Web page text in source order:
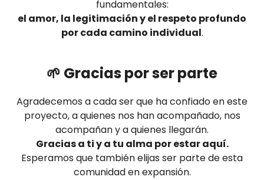
fundamentales:
el amor, la legitimación y el respeto profundo
por cada camino individual.
🌱 Gracias por ser parte
Agradecemos a cada ser que ha confiado en este
proyecto, a quienes nos han acompañado, nos
acompañan y a quienes llegarán.
Gracias a ti y a tu alma por estar aquí.
Esperamos que también elijas ser parte de esta
comunidad en expansión.